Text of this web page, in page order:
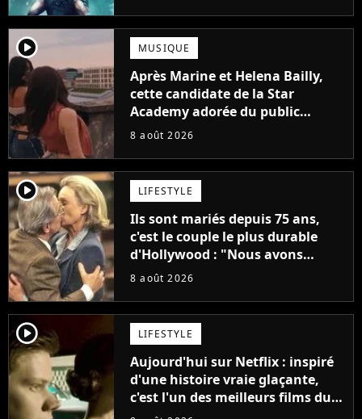
player2 MUSIQUE
Après Marine et Helena Bailly,
cette candidate de la Star
Academy adorée du public
annonce son premier album,
8 août 2026
player2 LIFESTYLE
Ils sont mariés depuis 75 ans,
c'est le couple le plus durable
d'Hollywood : "Nous avons
avancé jour après jour, et les
décennies"
8 août 2026
player2 LIFESTYLE
Aujourd'hui sur Netflix : inspiré
d'une histoire vraie glaçante,
c'est l'un des meilleurs films du
21ème siècle